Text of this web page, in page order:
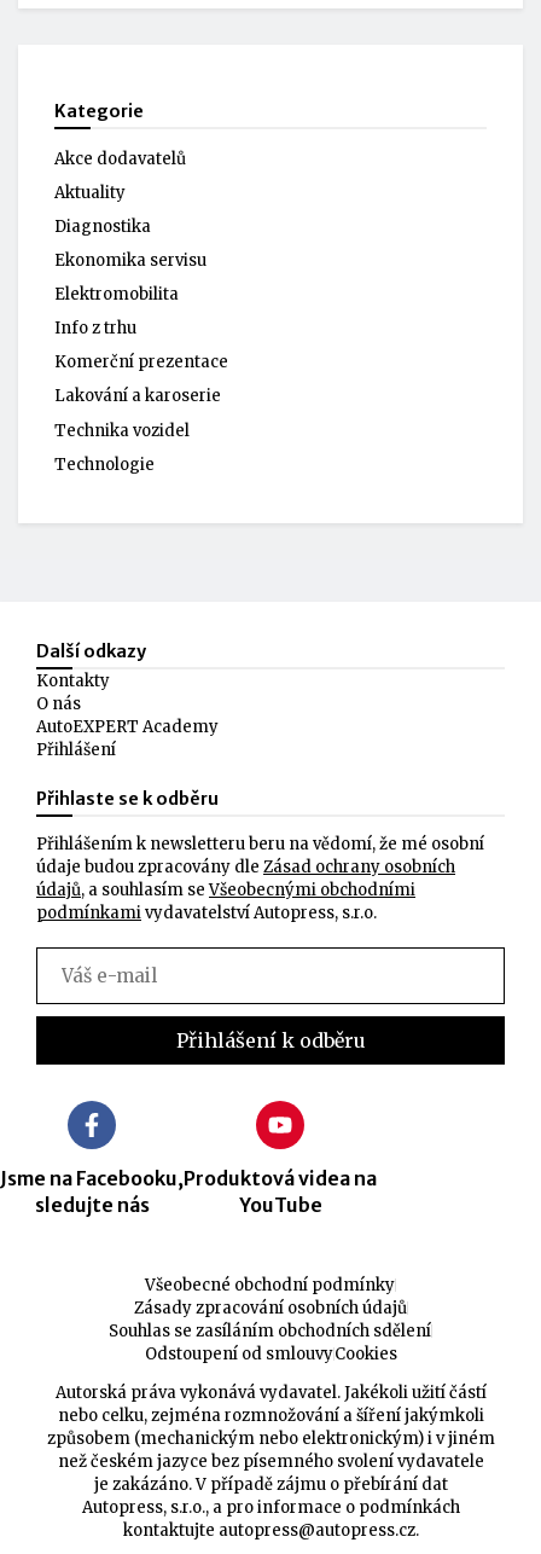
Kategorie
Akce dodavatelů
Aktuality
Diagnostika
Ekonomika servisu
Elektromobilita
Info z trhu
Komerční prezentace
Lakování a karoserie
Technika vozidel
Technologie
Další odkazy
Kontakty
O nás
AutoEXPERT Academy
Přihlášení
Přihlaste se k odběru
Přihlášením k newsletteru beru na vědomí, že mé osobní
údaje budou zpracovány dle Zásad ochrany osobních
údajů, a souhlasím seVšeobecnými obchodními
podmínkamivydavatelství Autopress, s.r.o.
Jsme na Facebooku,
sledujte nás
Produktová videa na
YouTube
Všeobecné obchodní podmínky
Zásady zpracování osobních údajů
Souhlas se zasíláním obchodních sdělení
Odstoupení od smlouvyCookies
Autorská práva vykonává vydavatel. Jakékoli užití částí
nebo celku, zejména rozmnožování a šíření jakýmkoli
způsobem (mechanickým nebo elektronickým) i v jiném
než českém jazyce bez písemného svolení vydavatele
je zakázáno. V případě zájmu o přebírání dat
Autopress, s.r.o., a pro informace o podmínkách
kontaktujte autopress@autopress.cz.